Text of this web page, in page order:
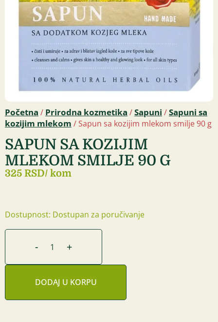
Početna / Prirodna kozmetika /Sapuni /Sapuni sa
kozijim mlekom / Sapun sa kozijim mlekom smilje 90 g
SAPUN SA KOZIJIM
MLEKOM SMILJE 90 G
325 RSD/ kom
Dostupnost: Dostupan za poručivanje
- +
DODAJ U KORPU